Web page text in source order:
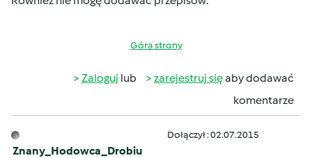
Góra strony
Zaloguj lub zarejestruj sięaby dodawać
komentarze
Znany_Hodowca_Drobiu
Dołączył : 02.07.2015